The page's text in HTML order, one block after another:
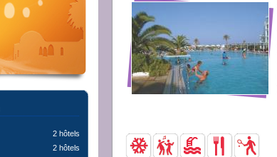
2 hôtels
2 hôtels